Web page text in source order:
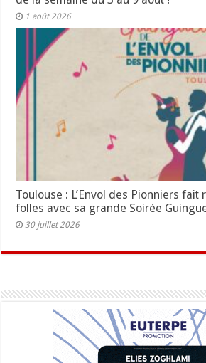
1 août 2026
Toulouse : L’Envol des Pionniers fait
folles avec sa grande Soirée
30 juillet 2026